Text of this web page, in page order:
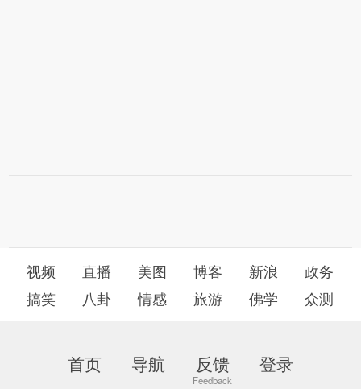
视频 直播 美图 博客 新浪
政务
搞笑
八卦 情感 旅游 佛学 众测
首页 导航 反馈 登录